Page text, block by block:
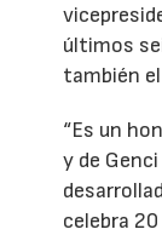
últimos
también
“Es un
y de
celebra